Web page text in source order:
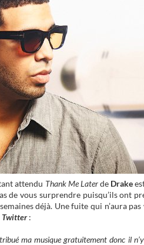
attendu Thank Me Laterde Drake
de vous surprendre puisqu’ils ont
déjà. Une fuite qui n’aura
Twitter:
ma musique gratuitement donc il